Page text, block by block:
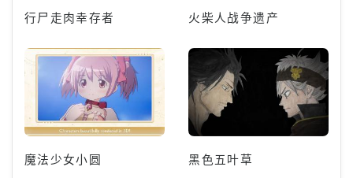
行尸走肉幸存者 火柴人战争遗产
魔法少女小圆 黑色五叶草